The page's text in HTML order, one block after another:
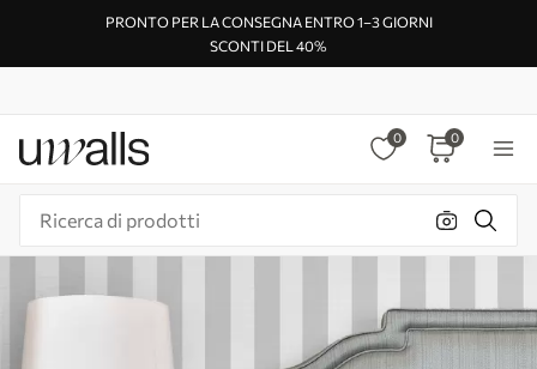
PRONTO PER LA CONSEGNA ENTRO 1–3 GIORNI
SCONTI DEL 40%
0 0